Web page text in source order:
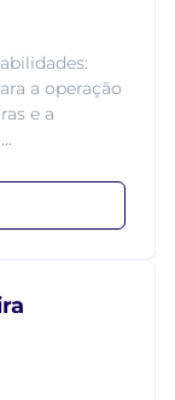
a operação
e a